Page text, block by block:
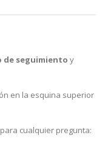
de seguimiento y
en la esquina superior
cualquier pregunta: